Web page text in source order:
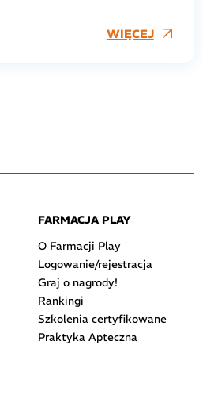
WIĘCEJ
FARMACJA PLAY
O Farmacji Play
Logowanie/rejestracja
Graj o nagrody!
Rankingi
Szkolenia certyfikowane
Praktyka Apteczna